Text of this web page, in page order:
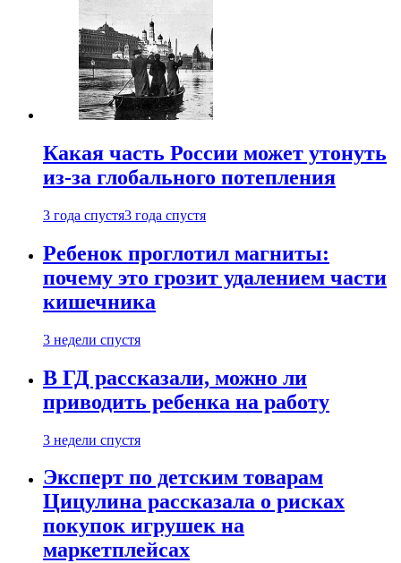
Какая часть России может утонуть
из-за глобального потепления
3 года спустя3 года спустя
Ребенок проглотил магниты:
почему это грозит удалением части
кишечника
3 недели спустя
В ГД рассказали, можно ли
приводить ребенка на работу
3 недели спустя
Эксперт по детским товарам
Цицулина рассказала о рисках
покупок игрушек на
маркетплейсах